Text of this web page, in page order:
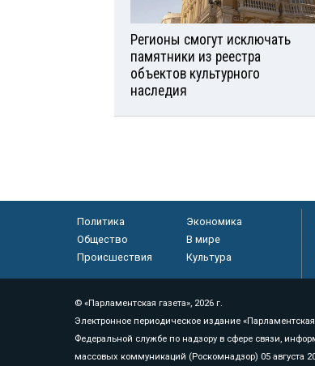
Регионы смогут исключать
памятники из реестра
объектов культурного
наследия
Политика
Экономика
Общество
В мире
Происшествия
Культура
© «Парламентская газета», 2026 г.
Электронное периодическое издание «Парламентская
Федеральной службе по надзору в сфере связи,
массовых коммуникаций (Роскомнадзор) 05 августа